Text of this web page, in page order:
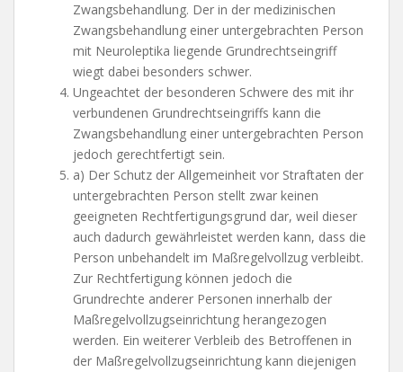
Zwangsbehandlung. Der in der medizinischen
Zwangsbehandlung einer untergebrachten Person
mit Neuroleptika liegende Grundrechtseingriff
wiegt dabei besonders schwer.
Ungeachtet der besonderen Schwere des mit ihr
verbundenen Grundrechtseingriffs kann die
Zwangsbehandlung einer untergebrachten Person
jedoch gerechtfertigt sein.
a) Der Schutz der Allgemeinheit vor Straftaten der
untergebrachten Person stellt zwar keinen
geeigneten Rechtfertigungsgrund dar, weil dieser
auch dadurch gewährleistet werden kann, dass die
Person unbehandelt im Maßregelvollzug verbleibt.
Zur Rechtfertigung können jedoch die
Grundrechte anderer Personen innerhalb der
Maßregelvollzugseinrichtung herangezogen
werden. Ein weiterer Verbleib des Betroffenen in
der Maßregelvollzugseinrichtung kann diejenigen